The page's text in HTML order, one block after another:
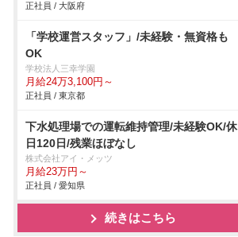
正社員 / 大阪府
「学校運営スタッフ」/未経験・無資格も
OK
学校法人三幸学園
月給24万3,100円～
正社員 / 東京都
下水処理場での運転維持管理/未経験OK/休
日120日/残業ほぼなし
株式会社アイ・メッツ
月給23万円～
正社員 / 愛知県
続きはこちら